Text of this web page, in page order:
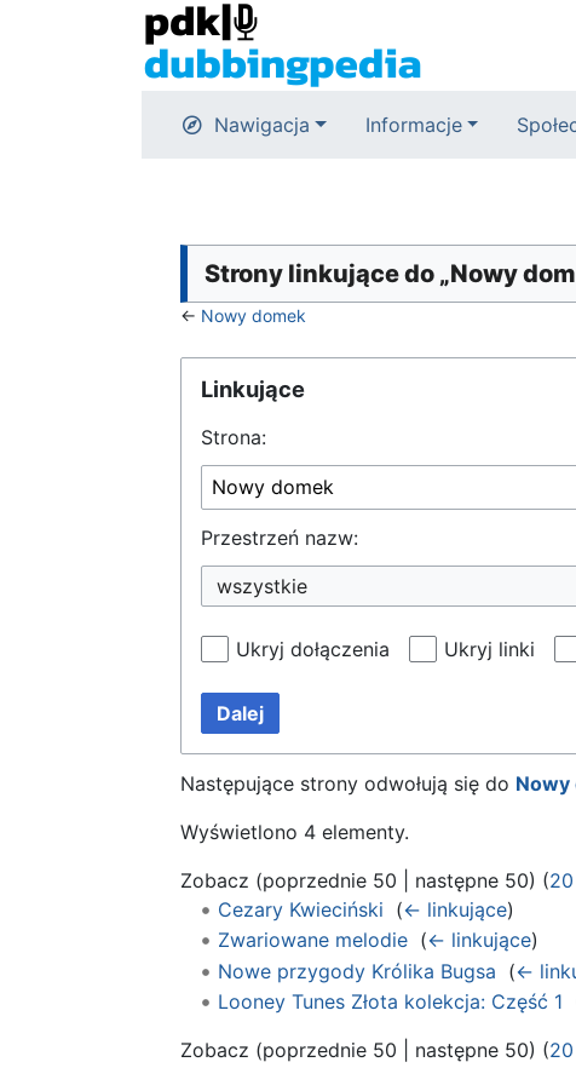
Nawigacja Informacje
Strony linkujące do „Nowy
← Nowy domek
Linkujące
Strona:
Przestrzeń nazw:
wszystkie
Ukryj dołączenia Ukryj linki
Dalej
Następujące strony odwołują się do Nowy
Wyświetlono 4 elementy.
Zobacz (poprzednie 50 następne 50) (20
Cezary Kwieciński (← linkujące)
Zwariowane melodie‎ (← linkujące)
Nowe przygody Królika Bugsa (←
Looney Tunes Złota kolekcja: Część 1
Zobacz (poprzednie 50 następne 50) (20